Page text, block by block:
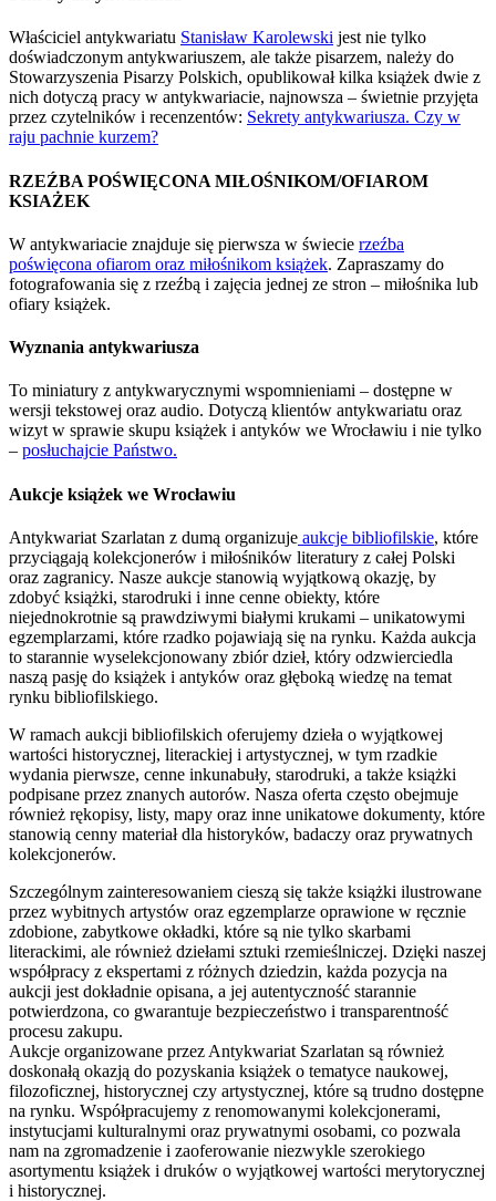
Właściciel antykwariatu Stanisław Karolewski jest nie tylko
doświadczonym antykwariuszem, ale także pisarzem, należy do
Stowarzyszenia Pisarzy Polskich, opublikował kilka książek dwie z
nich dotyczą pracy w antykwariacie, najnowsza – świetnie przyjęta
przez czytelników i recenzentów: Sekrety antykwariusza. Czy w
raju pachnie kurzem?
RZEŹBA POŚWIĘCONA MIŁOŚNIKOM/OFIAROM
KSIAŻEK
W antykwariacie znajduje się pierwsza w świecie rzeźba
poświęcona ofiarom oraz miłośnikom książek. Zapraszamy do
fotografowania się z rzeźbą i zajęcia jednej ze stron – miłośnika lub
ofiary książek.
Wyznania antykwariusza
To miniatury z antykwarycznymi wspomnieniami – dostępne w
wersji tekstowej oraz audio. Dotyczą klientów antykwariatu oraz
wizyt w sprawie skupu książek i antyków we Wrocławiu i nie tylko
– posłuchajcie Państwo.
Aukcje książek we Wrocławiu
Antykwariat Szarlatan z dumą organizuje aukcje bibliofilskie, które
przyciągają kolekcjonerów i miłośników literatury z całej Polski
oraz zagranicy. Nasze aukcje stanowią wyjątkową okazję, by
zdobyć książki, starodruki i inne cenne obiekty, które
niejednokrotnie są prawdziwymi białymi krukami – unikatowymi
egzemplarzami, które rzadko pojawiają się na rynku. Każda aukcja
to starannie wyselekcjonowany zbiór dzieł, który odzwierciedla
naszą pasję do książek i antyków oraz głęboką wiedzę na temat
rynku bibliofilskiego.
W ramach aukcji bibliofilskich oferujemy dzieła o wyjątkowej
wartości historycznej, literackiej i artystycznej, w tym rzadkie
wydania pierwsze, cenne inkunabuły, starodruki, a także książki
podpisane przez znanych autorów. Nasza oferta często obejmuje
również rękopisy, listy, mapy oraz inne unikatowe dokumenty, które
stanowią cenny materiał dla historyków, badaczy oraz prywatnych
kolekcjonerów.
Szczególnym zainteresowaniem cieszą się także książki ilustrowane
przez wybitnych artystów oraz egzemplarze oprawione w ręcznie
zdobione, zabytkowe okładki, które są nie tylko skarbami
literackimi, ale również dziełami sztuki rzemieślniczej. Dzięki naszej
współpracy z ekspertami z różnych dziedzin, każda pozycja na
aukcji jest dokładnie opisana, a jej autentyczność starannie
potwierdzona, co gwarantuje bezpieczeństwo i transparentność
procesu zakupu.
Aukcje organizowane przez Antykwariat Szarlatan są również
doskonałą okazją do pozyskania książek o tematyce naukowej,
filozoficznej, historycznej czy artystycznej, które są trudno dostępne
na rynku. Współpracujemy z renomowanymi kolekcjonerami,
instytucjami kulturalnymi oraz prywatnymi osobami, co pozwala
nam na zgromadzenie i zaoferowanie niezwykle szerokiego
asortymentu książek i druków o wyjątkowej wartości merytorycznej
i historycznej.